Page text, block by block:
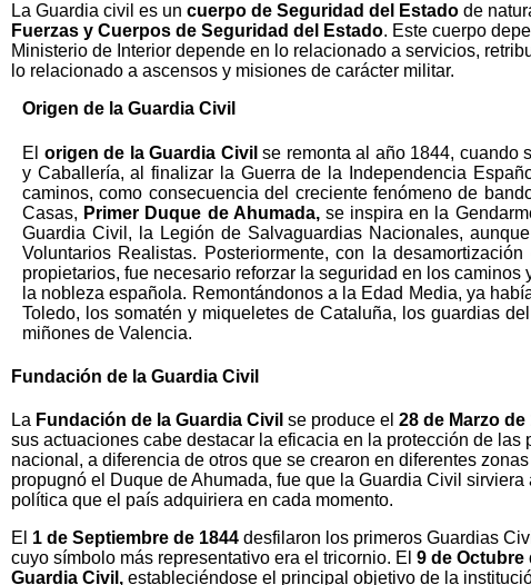
La Guardia civil es un cuerpo de Seguridad del Estado de
Fuerzas y Cuerpos de Seguridad del Estado. Este cuerpo
Ministerio de Interior depende en lo relacionado a servicios,
lo relacionado a ascensos y misiones de carácter militar.
Origen de la Guardia Civil
El origen de la Guardia Civil se remonta al año 1844, cuando
y Caballería, al finalizar la Guerra de la Independencia
caminos, como consecuencia del creciente fenómeno de
Casas, Primer Duque de Ahumada,se inspira en la
Guardia Civil, la Legión de Salvaguardias Nacionales,
Voluntarios Realistas. Posteriormente, con la
propietarios, fue necesario reforzar la seguridad en los
la nobleza española. Remontándonos a la Edad Media, ya
Toledo, los somatén y miqueletes de Cataluña, los guardias
miñones de Valencia.
Fundación de la Guardia Civil
La Fundación de la Guardia Civil se produce el 28 de Marzo de
sus actuaciones cabe destacar la eficacia en la protección de
nacional, a diferencia de otros que se crearon en diferentes
propugnó el Duque de Ahumada, fue que la Guardia Civil
política que el país adquiriera en cada momento.
El 1 de Septiembre de 1844 desfilaron los primeros Guardias
cuyo símbolo más representativo era el tricornio. El 9 de Octubre
Guardia Civil, estableciéndose el principal objetivo de la